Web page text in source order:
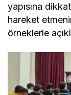
yapısına
hareket
örneklerle